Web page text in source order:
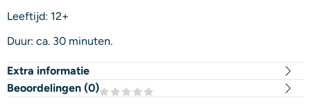
Leeftijd: 12+
Duur: ca. 30 minuten.
Extra informatie
Beoordelingen (0)